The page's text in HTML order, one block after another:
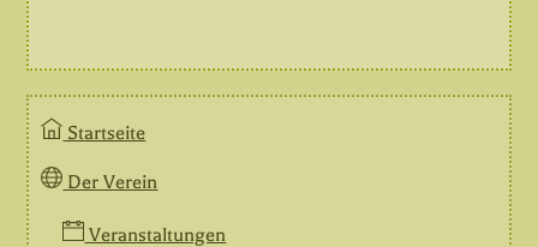
Startseite
Der Verein
Veranstaltungen